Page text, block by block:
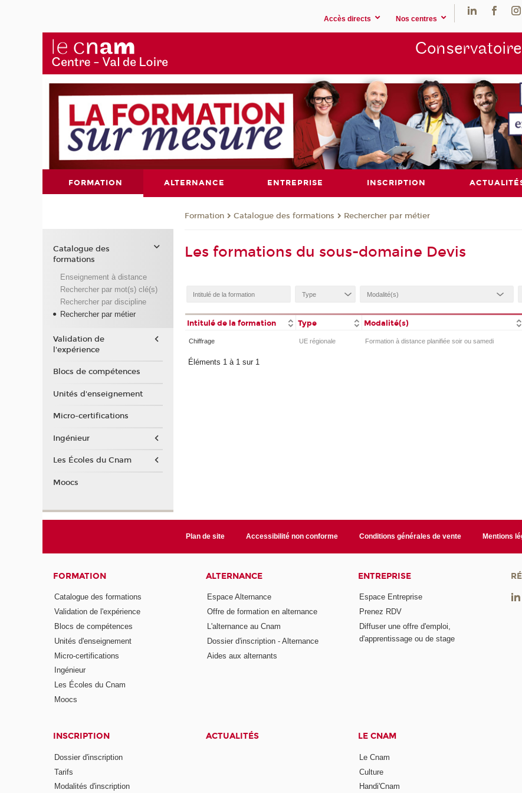
Accès directs Nos centres
FORMATION ALTERNANCE ENTREPRISE INSCRIPTION
Formation Catalogue des formations Rechercher par métier
Les formations du sous-domaine Devis
Intitulé de la formation Type Modalité(s)
Chiffrage UE régionale Formation à distance planifiée soir ou samedi
Éléments 1 à 1 sur 1
Catalogue des
formations
Enseignement à distance
Rechercher par mot(s) clé(s)
Rechercher par discipline
Rechercher par métier
Validation de
l'expérience
Blocs de compétences
Unités d'enseignement
Micro-certifications
Ingénieur
Les Écoles du Cnam
Moocs
Plan de site Accessibilité non conforme Conditions générales de vente Mentions
FORMATION
Catalogue des formations
Validation de l'expérience
Blocs de compétences
Unités d'enseignement
Micro-certifications
Ingénieur
Les Écoles du Cnam
Moocs
ALTERNANCE
Espace Alternance
Offre de formation en alternance
L'alternance au Cnam
Dossier d'inscription - Alternance
Aides aux alternants
ENTREPRISE
Espace Entreprise
Prenez RDV
Diffuser une offre d'emploi,
d'apprentissage ou de stage
INSCRIPTION
Dossier d'inscription
Tarifs
Modalités d'inscription
ACTUALITÉS LE CNAM
Le Cnam
Culture
Handi'Cnam